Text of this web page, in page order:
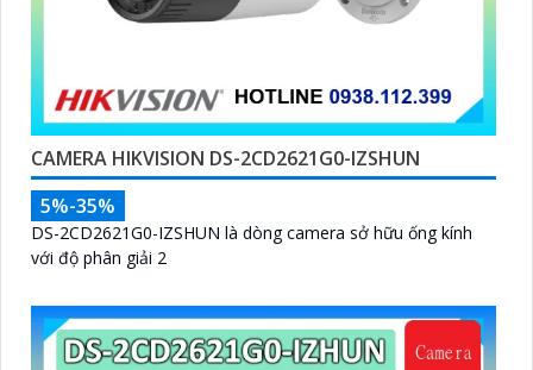
CAMERA HIKVISION DS-2CD2621G0-IZSHUN
5%-35%
DS-2CD2621G0-IZSHUN là dòng camera sở hữu ống kính
với độ phân giải 2